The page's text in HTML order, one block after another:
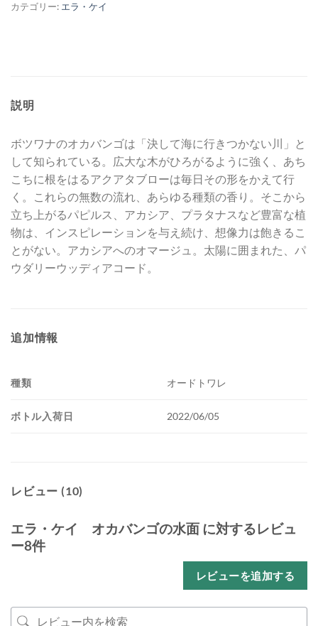
カテゴリー: エラ・ケイ
説明
ボツワナのオカバンゴは「決して海に行きつかない川」と
して知られている。広大な木がひろがるように強く、あち
こちに根をはるアクアタブローは毎日その形をかえて行
く。これらの無数の流れ、あらゆる種類の香り。そこから
立ち上がるパピルス、アカシア、プラタナスなど豊富な植
物は、インスピレーションを与え続け、想像力は飽きるこ
とがない。アカシアへのオマージュ。太陽に囲まれた、パ
ウダリーウッディアコード。
追加情報
種類 オードトワレ
ボトル入荷日 2022/06/05
レビュー (10)
エラ・ケイ オカバンゴの水面 に対するレビュ
ー8件
レビューを追加する